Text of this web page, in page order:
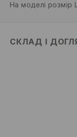
На моделі розмір
СКЛАД І